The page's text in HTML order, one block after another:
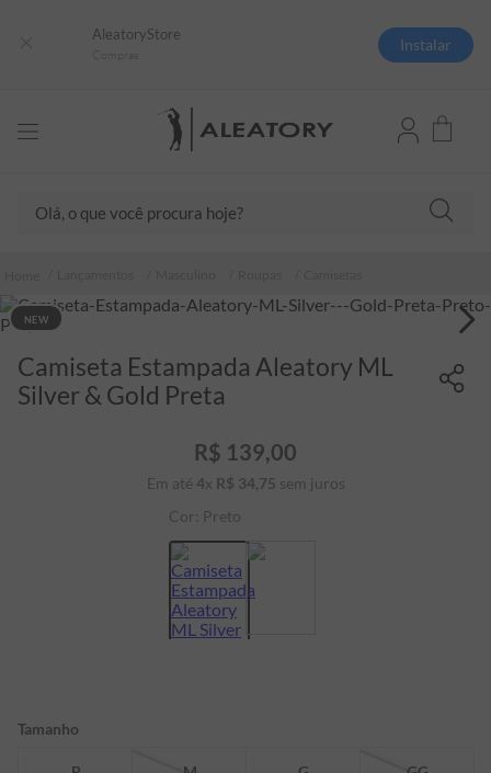
AleatoryStore
Instalar
NEW
Camiseta Estampada Aleatory ML
Silver & Gold Preta
R$ 139,00
Em até 4x R$ 34,75 sem juros
Cor: Preto
Tamanho
3º
boné
5º
pima
6º
jaqueta
8º
9